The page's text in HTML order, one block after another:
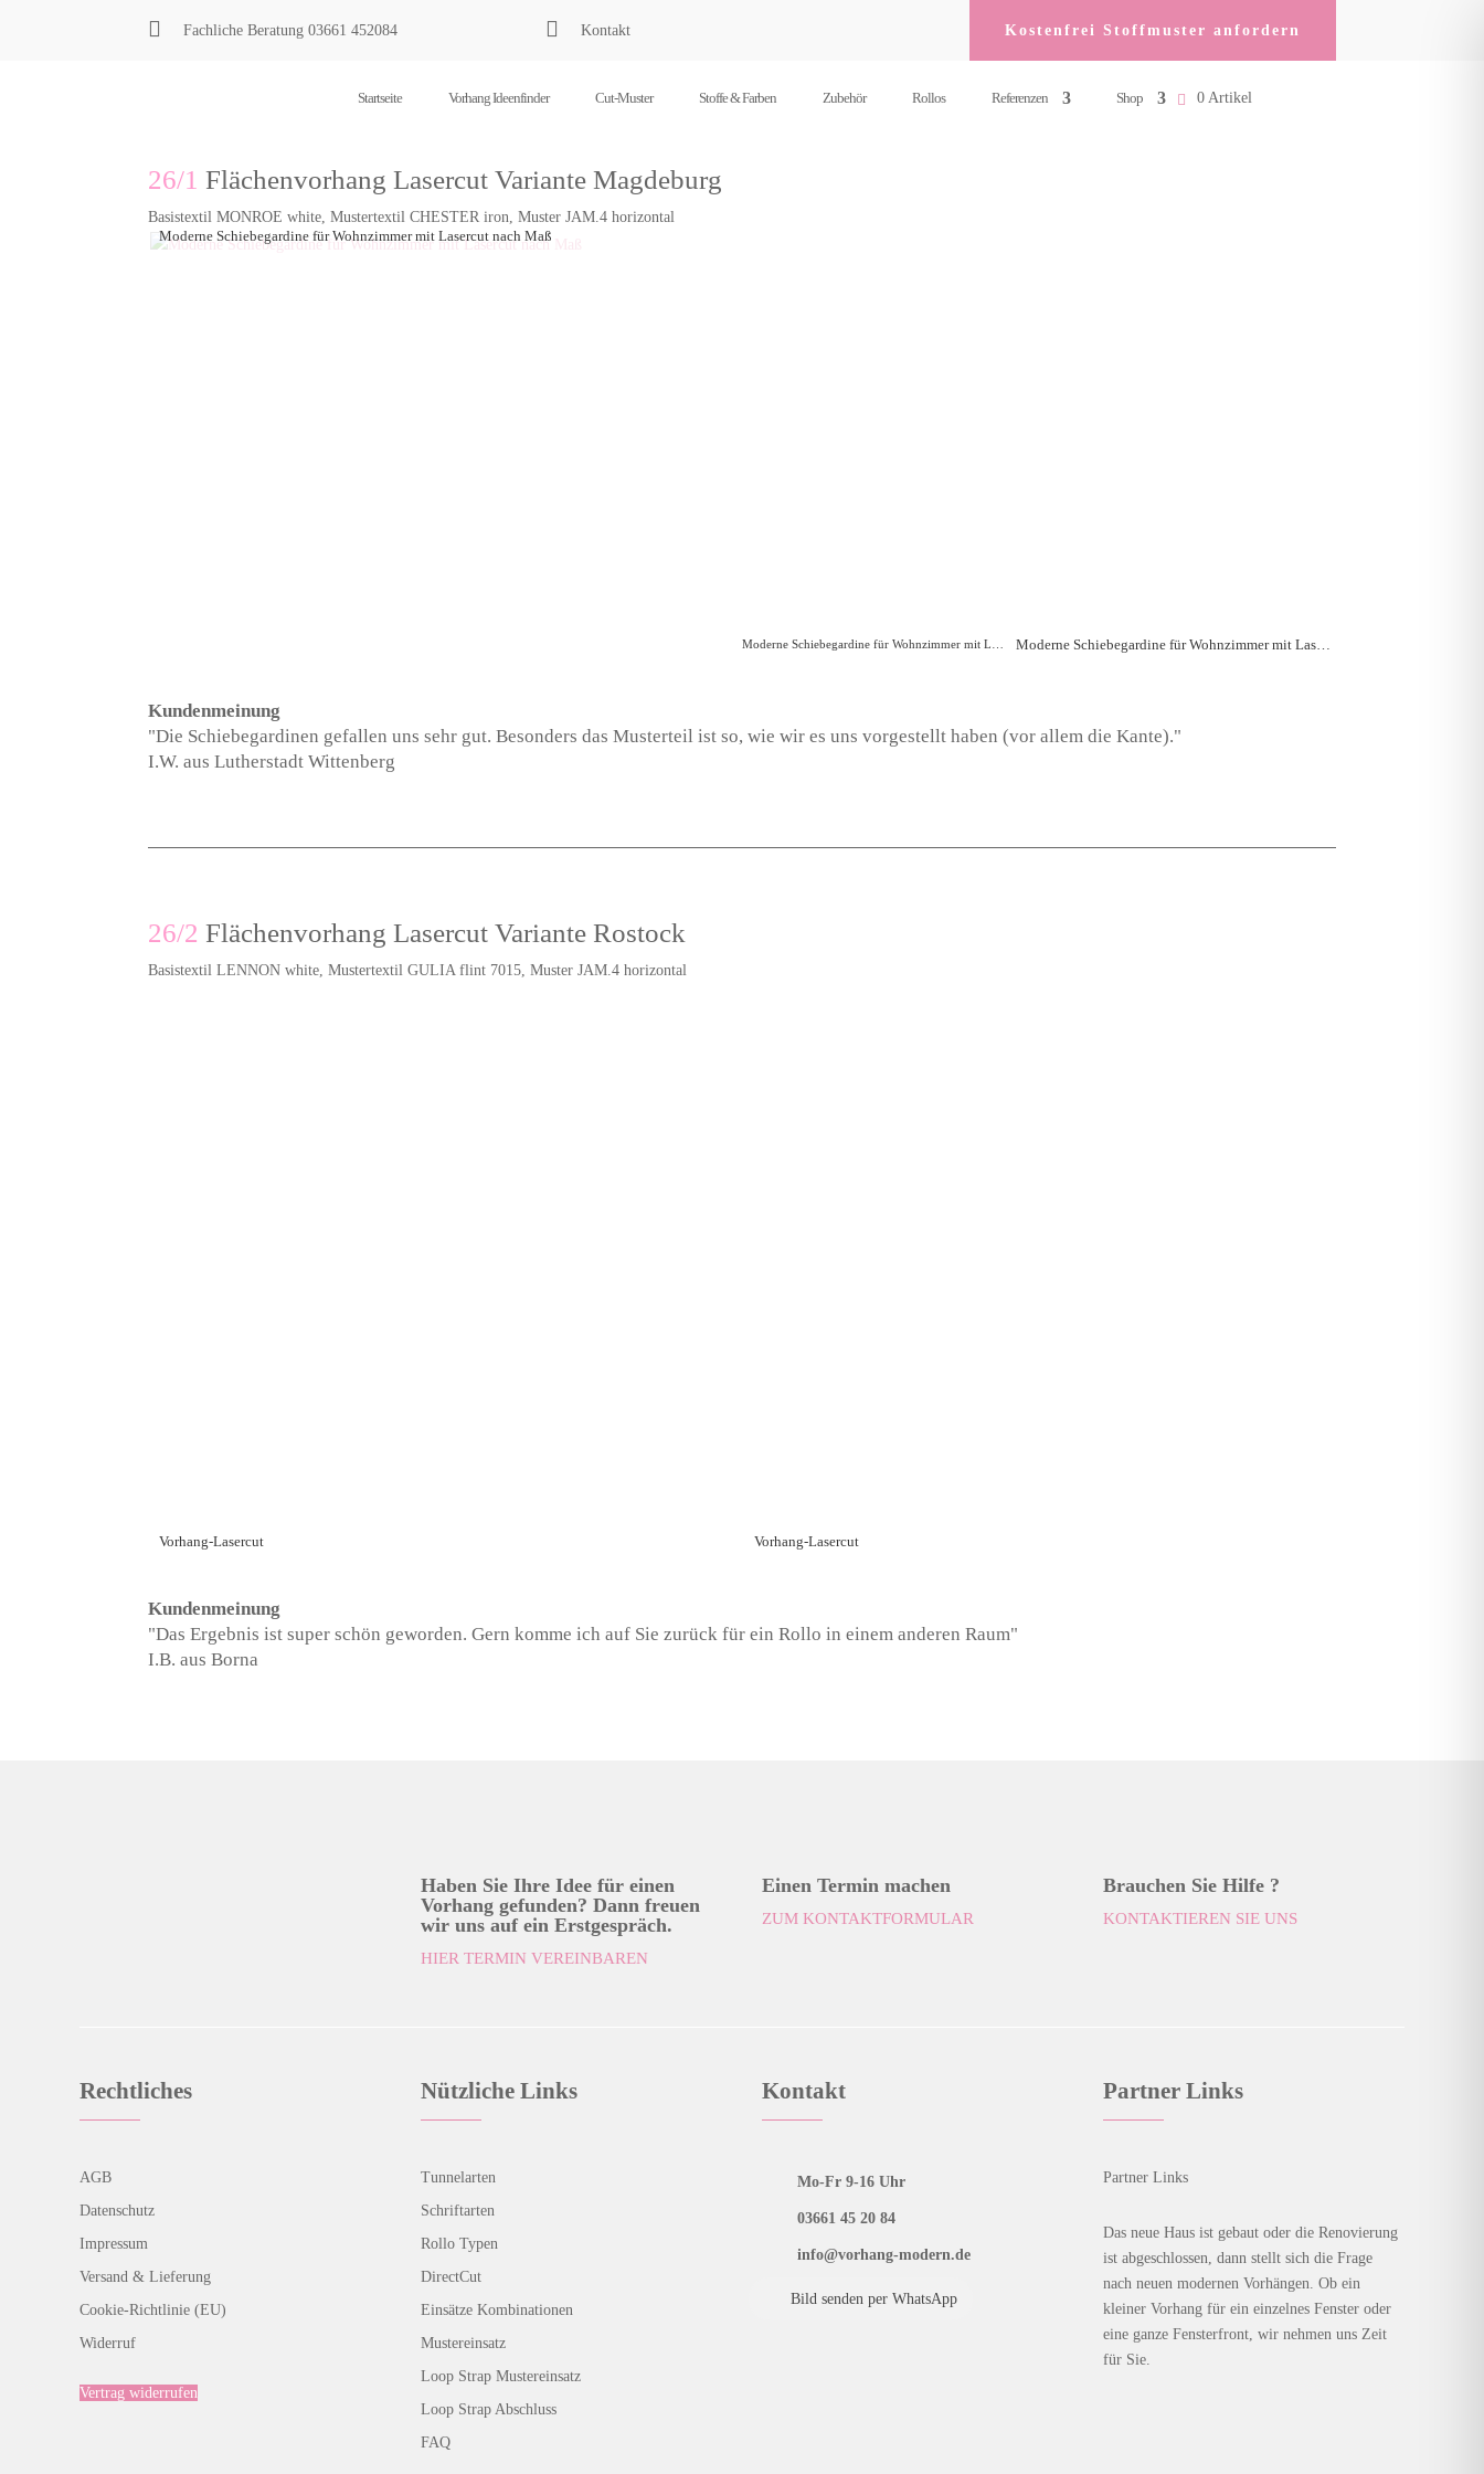
 Fachliche Beratung03661 452084  Kontakt Kostenfrei Stoffmuster anfordern
Startseite Vorhang Ideenfinder Cut-Muster Stoffe & Farben Zubehör Rollos Referenzen Shop 0 Artikel
26/1 Flächenvorhang Lasercut Variante Magdeburg
Basistextil MONROE white, Mustertextil CHESTER iron, Muster JAM.4 horizontal
Moderne Schiebegardine für Wohnzimmer mit Lasercut nach Maß
Kundenmeinung
"Die Schiebegardinen gefallen uns sehr gut. Besonders das Musterteil ist so, wie wir es uns vorgestellt haben (vor allem die Kante)."
I.W. aus Lutherstadt Wittenberg
26/2 Flächenvorhang Lasercut Variante Rostock
Basistextil LENNON white, Mustertextil GULIA flint 7015, Muster JAM.4 horizontal
Vorhang-Lasercut Vorhang-Lasercut
Kundenmeinung
"Das Ergebnis ist super schön geworden. Gern komme ich auf Sie zurück für ein Rollo in einem anderen Raum"
I.B. aus Borna
Haben Sie Ihre Idee für einen
Vorhang gefunden? Dann freuen
wir uns auf ein Erstgespräch.
HIER TERMIN VEREINBAREN
Einen Termin machen
ZUM KONTAKTFORMULAR
Brauchen Sie Hilfe ?
KONTAKTIEREN SIE UNS
Rechtliches
AGB
Datenschutz
Impressum
Versand & Lieferung
Cookie-Richtlinie (EU)
Widerruf
Vertrag widerrufen
Nützliche Links
Tunnelarten
Schriftarten
Rollo Typen
DirectCut
Einsätze Kombinationen
Mustereinsatz
Loop Strap Mustereinsatz
Loop Strap Abschluss
FAQ
Kontakt
Mo-Fr 9-16 Uhr
03661 45 20 84
info@vorhang-modern.de
Bild senden per WhatsApp
Partner Links
Partner Links
Das neue Haus ist gebaut oder die Renovierung
ist abgeschlossen, dann stellt sich die Frage
nach neuen modernen Vorhängen. Ob ein
kleiner Vorhang für ein einzelnes Fenster oder
eine ganze Fensterfront, wir nehmen uns Zeit
für Sie.